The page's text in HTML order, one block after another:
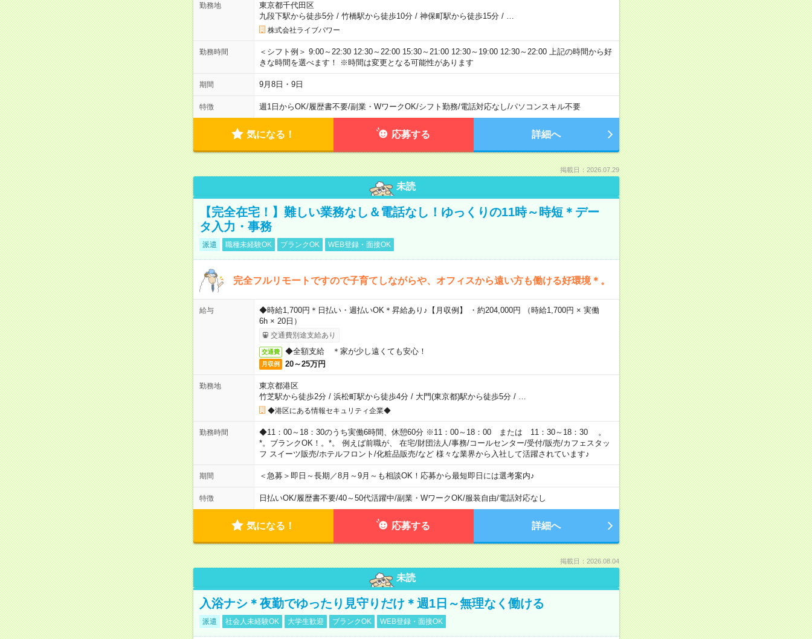
勤務地
東京都千代田区
九段下駅から徒歩5分/ 竹橋駅から徒歩10分/ 神保町駅から徒歩15分/ …
株式会社ライブパワー
勤務時間
＜シフト例＞ 9:00～22:30 12:30～22:00 15:30～21:00 12:30～19:00 12:30～22:00 上記の時間から好
きな時間を選べます！ ※時間は変更となる可能性があります
期間 9月8日・9日
特徴 週1日からOK/履歴書不要/副業・WワークOK/シフト勤務/電話対応なし/パソコンスキル不要
気になる！ 応募する 詳細へ
掲載日：2026.07.29
未読
【完全在宅！】難しい業務なし＆電話なし！ゆっくりの11時～時短＊デー
タ入力・事務
派遣 職種未経験OK ブランクOK WEB登録・面接OK
完全フルリモートですので子育てしながらや、オフィスから遠い方も働ける好環境＊。
給与
◆時給1,700円＊日払い・週払いOK＊昇給あり♪【月収例】 ・約204,000円 （時給1,700円 × 実働
6h × 20日）
交通費別途支給あり
交通費 ◆全額支給 ＊家が少し遠くても安心！
月収例 20～25万円
勤務地
東京都港区
竹芝駅から徒歩2分/ 浜松町駅から徒歩4分/ 大門(東京都)駅から徒歩5分/ …
◆港区にある情報セキュリティ企業◆
勤務時間
◆11：00～18：30のうち実働6時間、休憩60分 ※11：00～18：00 または 11：30～18：30 。
*。ブランクOK！。*。 例えば前職が、 在宅/財団法人/事務/コールセンター/受付/販売/カフェスタッ
フ スイーツ販売/ホテルフロント/化粧品販売/など 様々な業界から入社して活躍されています♪
期間 ＜急募＞即日～長期／8月～9月～も相談OK！応募から最短即日には選考案内♪
特徴 日払いOK/履歴書不要/40～50代活躍中/副業・WワークOK/服装自由/電話対応なし
気になる！ 応募する 詳細へ
掲載日：2026.08.04
未読
入浴ナシ＊夜勤でゆったり見守りだけ＊週1日～無理なく働ける
派遣 社会人未経験OK 大学生歓迎 ブランクOK WEB登録・面接OK